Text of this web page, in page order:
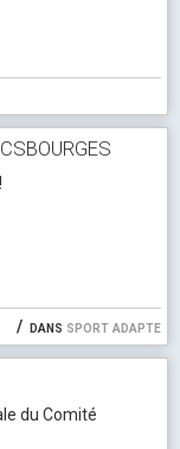
dans sport adapte
du Comité